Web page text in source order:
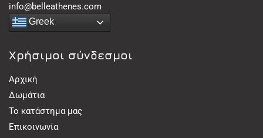
info@belleathenes.com
Greek
Χρήσιμοι σύνδεσμοι
Αρχική
Δωμάτια
Το κατάστημα μας
Επικοινωνία